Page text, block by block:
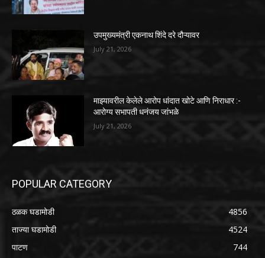
उपमुख्यमंत्री एकनाथ शिंदे दरे दौऱ्यावर
July 21, 2026
माझ्यावरील केलेले आरोप धांदात खोटे आणि निराधार :-
आरोग्य सभापती धनंजय जांभळे
July 21, 2026
POPULAR CATEGORY
ठळक घडामोडी
4856
ताज्या घडामोडी
4524
पाटण
744